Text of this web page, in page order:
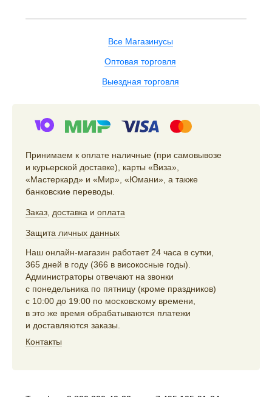
Все Магазинусы
Оптовая торговля
Выездная торговля
Принимаем к оплате наличные (при самовывозе
и курьерской доставке), карты «Виза»,
«Мастеркард» и «Мир», «Юмани», а также
банковские переводы.
Заказ доставка и оплата
Защита личных данных
Наш онлайн-магазин работает 24 часа в сутки,
365 дней в году (366 в високосные годы).
Администраторы отвечают на звонки
с понедельника по пятницу (кроме праздников)
с 10:00 до 19:00 по московскому времени,
в это же время обрабатываются платежи
и доставляются заказы.
Контакты